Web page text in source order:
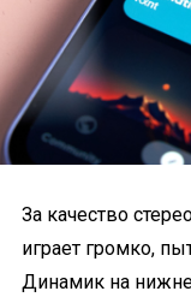
За качество
играет громко,
Динамик на